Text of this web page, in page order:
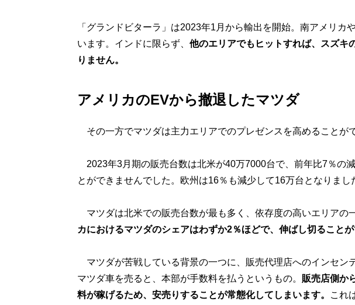
「グランドビターラ」は2023年1月から輸出を開始。南アメリカ
います。インドに限らず、 他のエリアでもヒットすれば、スズキ
りません。
アメリカのEVから撤退したマツダ
その一方でマツダは主力エリアでのプレゼンスを高めることが
2023年3月期の販売台数は北米が40万7000台で、前年比7％の
とができませんでした。欧州は16％も減少して16万台となりまし
マツダは北米での販売台数が最も多く、依存度の高いエリアの
カにおけるマツダのシェアはわずか2％ほどで、伸ばし切ることが
マツダが苦戦している背景の一つに、販売代理店へのインセン
マツダ車を売ると、本部が手数料を払うというもの。 販売店側か
料が稼げるため、安売りすることが常態化してしまいます。
これ